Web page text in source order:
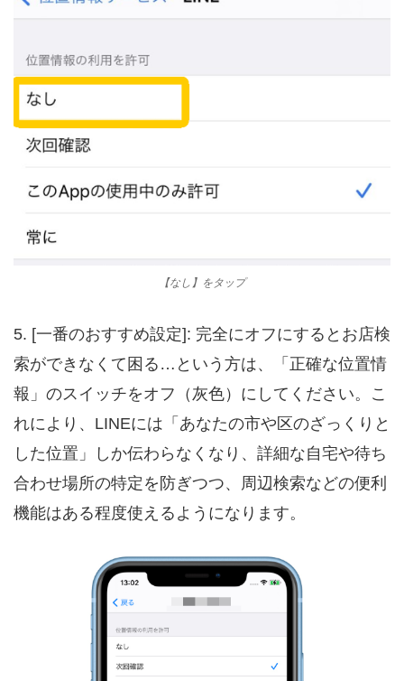
【なし】をタップ
5. [一番のおすすめ設定]: 完全にオフにするとお店検
索ができなくて困る…という方は、「正確な位置情
報」のスイッチをオフ（灰色）にしてください。こ
れにより、LINEには「あなたの市や区のざっくりと
した位置」しか伝わらなくなり、詳細な自宅や待ち
合わせ場所の特定を防ぎつつ、周辺検索などの便利
機能はある程度使えるようになります。